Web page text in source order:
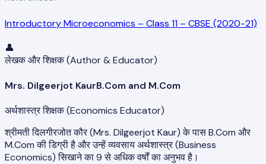
Introductory Microeconomics – Class 11 – CBSE (2020-21)
👤
लेखक और शिक्षक (Author & Educator)
Mrs. Dilgeerjot KaurB.Com and M.Com
अर्थशास्त्र शिक्षक (Economics Educator)
श्रीमती दिलगीरजोत कौर (Mrs. Dilgeerjot Kaur) के पास B.Com और
M.Com की डिग्री है और उन्हें व्यवसाय अर्थशास्त्र (Business
Economics) सिखाने का 9 से अधिक वर्षों का अनुभव है।